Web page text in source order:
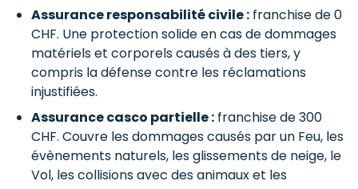
Assurance responsabilité civile : franchise de 0
CHF. Une protection solide en cas de dommages
matériels et corporels causés à des tiers, y
compris la défense contre les réclamations
injustifiées.
Assurance casco partielle : franchise de 300
CHF. Couvre les dommages causés par un Feu, les
évènements naturels, les glissements de neige, le
Vol, les collisions avec des animaux et les